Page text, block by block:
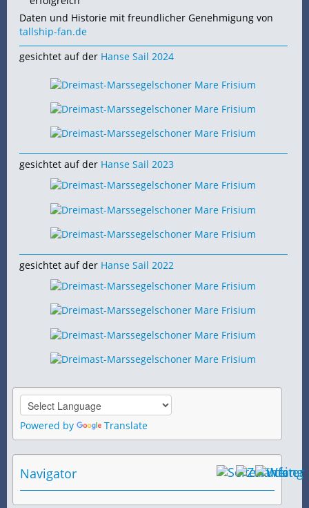
Daten und Historie mit freundlicher Genehmigung von
tallship-fan.de
gesichtet auf der Hanse Sail 2024
gesichtet auf der Hanse Sail 2023
gesichtet auf der Hanse Sail 2022
Powered by Translate
Navigator